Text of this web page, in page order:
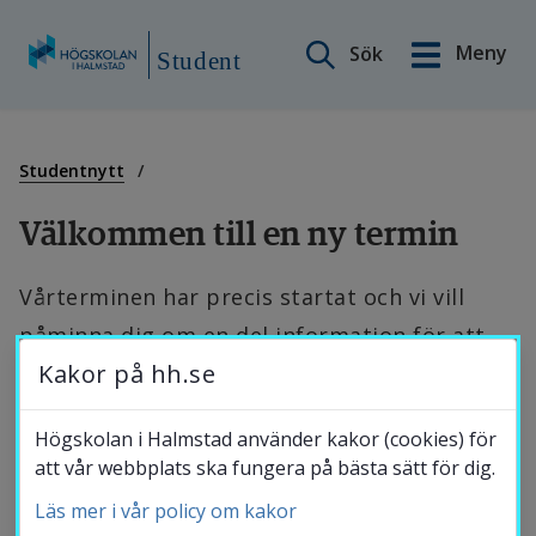
innehåll
Student
Sök
Meny
Studentnytt
Välkommen till en ny termin
Vårterminen har precis startat och vi vill
påminna dig om en del information för att
göra starten på terminen så smidig som
möjligt.
Introduktion för nya studenter
English
Min sida
Innehåll A–Ö
Studiestöd
Studentnytt
Kakor på hh.se
Högskolan i Halmstad använder kakor (cookies) för
att vår webbplats ska fungera på bästa sätt för dig.
Läs mer i vår policy om kakor